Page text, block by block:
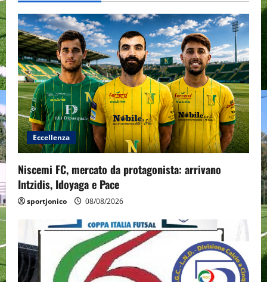
Eccellenza
Niscemi FC, mercato da protagonista: arrivano
Intzidis, Idoyaga e Pace
sportjonico 08/08/2026